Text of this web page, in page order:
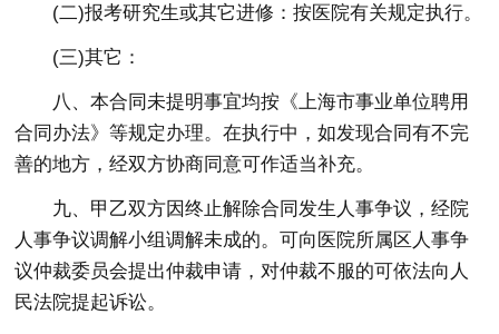
(二)报考研究生或其它进修：按医院有关规定执行。
(三)其它：
八、本合同未提明事宜均按《上海市事业单位聘用
合同办法》等规定办理。在执行中，如发现合同有不完
善的地方，经双方协商同意可作适当补充。
九、甲乙双方因终止解除合同发生人事争议，经院
人事争议调解小组调解未成的。可向医院所属区人事争
议仲裁委员会提出仲裁申请，对仲裁不服的可依法向人
民法院提起诉讼。